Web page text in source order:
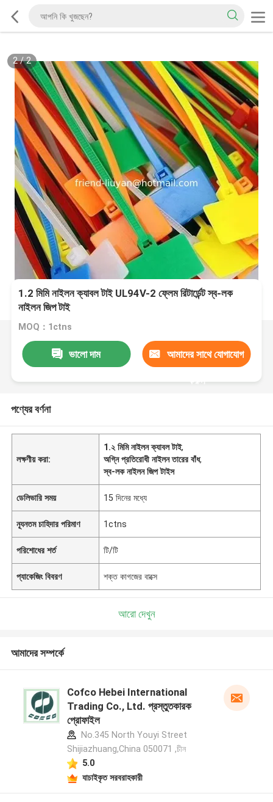
2/2
1.2 মিমি নাইলন ক্যাবল টাই UL94V-2 ফ্লেম রিটার্ডেন্ট স্ব-লক
নাইলন জিপ টাই
MOQ：1ctns
ভালো দাম আমাদের সাথে যোগাযোগ
করুন
পণ্যের বর্ণনা
লক্ষণীয় করা:
1.২ মিমি নাইলন ক্যাবল টাই,
অগ্নি প্রতিরোধী নাইলন তারের বাঁধ,
স্ব-লক নাইলন জিপ টাইস
ডেলিভারি সময় 15 দিনের মধ্যে
ন্যূনতম চাহিদার পরিমাণ 1ctns
পরিশোধের শর্ত টি/টি
প্যাকেজিং বিবরণ শক্ত কাগজের বাক্সে
আরো দেখুন
আমাদের সম্পর্কে
Cofco Hebei International
Trading Co., Ltd. প্রস্তুতকারক
প্রোফাইল
No.345 North Youyi Street
Shijiazhuang,China 050071 ,চীন
5.0
যাচাইকৃত সরবরাহকারী